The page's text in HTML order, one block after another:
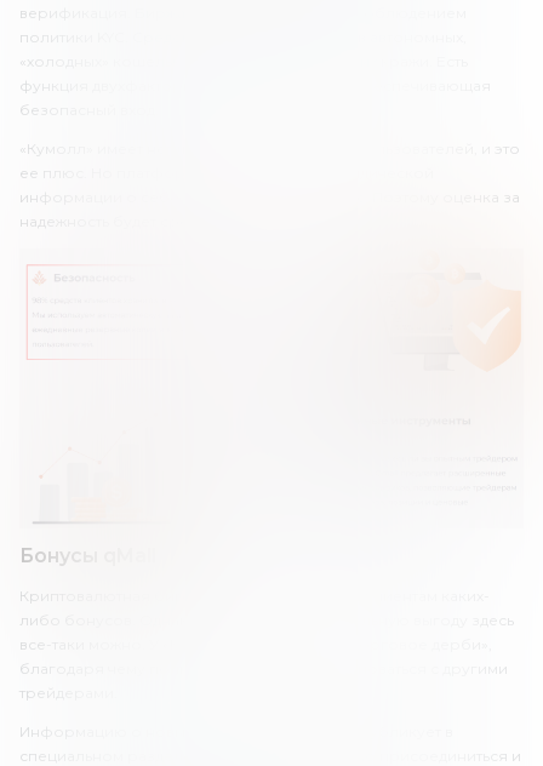
верификация. Биржа работает со строгим соблюдением
политики KYC. Средства клиентов хранятся в автономных,
«холодных» кошельках». Это снижает риски их кражи. Есть
функция двухфакторной аутентификации, обеспечивающая
безопасный вход.
«Кумолл» имеет неплохую систему защиты пользователей, и это
ее плюс. Но платформа не раскрывает юридической
информации о себе, и это серьезный минус. Поэтому оценка за
надежность будет средней.
Бонусы qMall
Криптовалютная биржа qMall не предлагает клиентам каких-
либо бонусов. Однако получить дополнительную выгоду здесь
все-таки можно. У «Кумолл» есть конкурс «Торговое дерби»,
благодаря чему пользователи могут соревноваться с другими
трейдерами.
Информацию о новых дерби криптобиржа публикует в
специальном разделе сайта. Участнику нужно присоединиться и